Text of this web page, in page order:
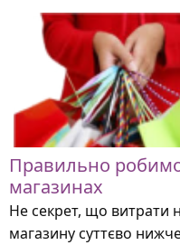
Правильно
магазинах
Не секрет, що витрати
магазину суттєво